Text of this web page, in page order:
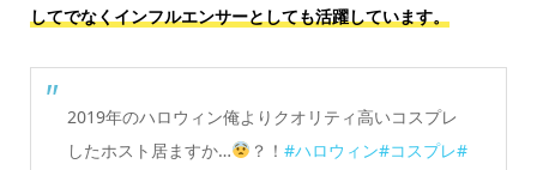
してでなくインフルエンサーとしても活躍しています。
2019年のハロウィン俺よりクオリティ高いコスプレ
したホスト居ますか…
？！ #ハロウィン#コスプレ#